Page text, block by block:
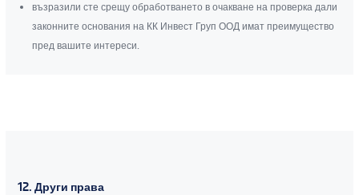
възразили сте срещу обработването в очакване на проверка дали
законните основания на КК Инвест Груп ООД имат преимущество
пред вашите интереси.
12. Други права